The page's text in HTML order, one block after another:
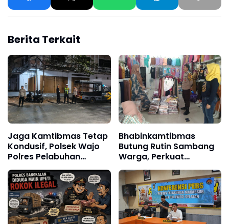
Berita Terkait
Jaga Kamtibmas Tetap
Kondusif, Polsek Wajo
Polres Pelabuhan
Makassar Intensifkan
Patroli KRYD
Bhabinkamtibmas
Butung Rutin Sambang
Warga, Perkuat
Keamanan Lingkungan